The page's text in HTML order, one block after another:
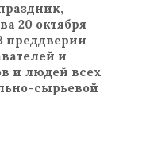
20 октября
преддверии
и
и людей всех
сырьевой